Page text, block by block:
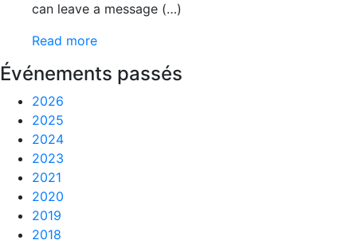
can leave a message (…)
Read more
Événements passés
2026
2025
2024
2023
2021
2020
2019
2018